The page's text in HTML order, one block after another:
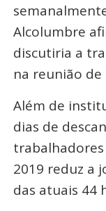
Alcolumbre
discutiria a
na reunião de
Além de
dias de
trabalhadores
2019 reduz a
das atuais 44